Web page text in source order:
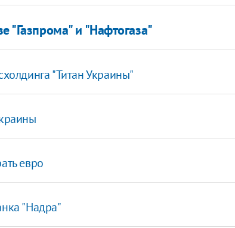
"Газпрома" и "Нафтогаза"
"Титан Украины"
евро
"Надра"